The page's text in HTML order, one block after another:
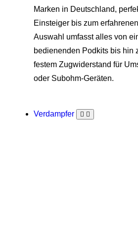
Marken in Deutschland,
Einsteiger bis zum
Auswahl umfasst alles von
bedienenden Podkits bis hin
festem Zugwiderstand für
oder Subohm-Geräten.
Verdampfer